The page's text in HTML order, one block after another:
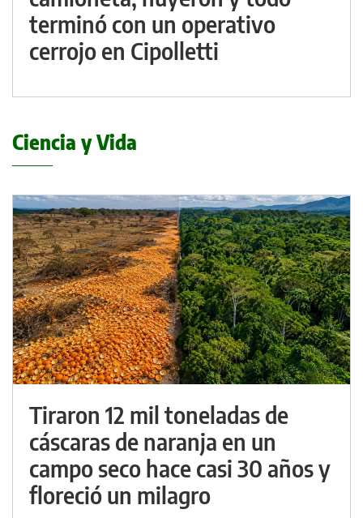
terminó con un operativo
cerrojo en Cipolletti
Ciencia y Vida
Tiraron 12 mil toneladas de
cáscaras de naranja en un
campo seco hace casi 30 años y
floreció un milagro